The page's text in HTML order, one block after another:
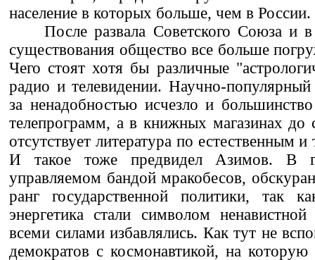
население в которых больше, чем в России.
После развала Советского Союза и
существования общество все больше
Чего стоят хотя бы различные
радио и телевидении. Научно-
за ненадобностью исчезло и
телепрограмм, а в книжных магазинах до
отсутствует литература по естественным
И такое тоже предвидел Азимов. В
управляемом бандой мракобесов,
ранг государственной политики, так
энергетика стали символом
всеми силами избавлялись. Как тут не
демократов с космонавтикой, на